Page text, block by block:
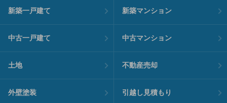
新築一戸建て 新築マンション
中古一戸建て 中古マンション
土地 不動産売却
外壁塗装 引越し見積もり